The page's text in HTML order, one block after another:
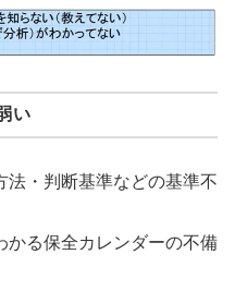
い
法・判断基準などの基準不
かる保全カレンダーの不備